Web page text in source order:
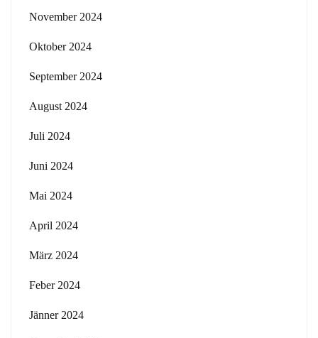
November 2024
Oktober 2024
September 2024
August 2024
Juli 2024
Juni 2024
Mai 2024
April 2024
März 2024
Feber 2024
Jänner 2024